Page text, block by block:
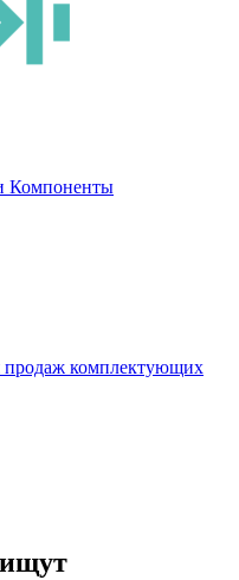
Компоненты
продаж комплектующих
ищут